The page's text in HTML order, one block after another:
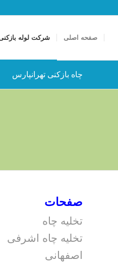
صفحه اصلی شرکت لوله
چاه بازکنی تهرانپارس
صفحات
تخلیه چاه
تخلیه چاه اشرفی
اصفهانی